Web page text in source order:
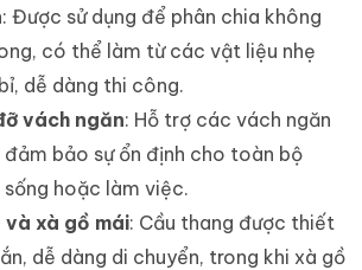
: Được sử dụng để phân chia không
có thể làm từ các vật liệu nhẹ
dễ dàng thi công.
vách ngăn: Hỗ trợ các vách ngăn
đảm bảo sự ổn định cho toàn bộ
sống hoặc làm việc.
và xà gồ mái: Cầu thang được thiết
dễ dàng di chuyển, trong khi xà gồ